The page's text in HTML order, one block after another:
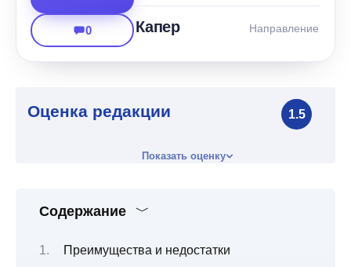
0 Капер Направление
Оценка редакции 1.5
Показать оценку
Содержание
Преимущества и недостатки